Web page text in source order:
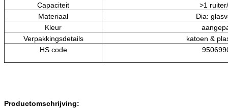
Capaciteit
>1
Materiaal
Dia:
Kleur
Verpakkingsdetails
katoen &
HS code
Productomschrijving: